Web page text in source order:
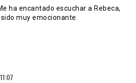
ha encantado escuchar a Rebeca,
muy emocionante.